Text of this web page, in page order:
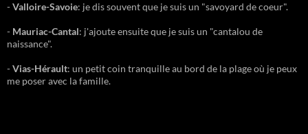
-Valloire-Savoie: je dis souvent que je suis un "savoyard de coeur".
- Mauriac-Cantal: j'ajoute ensuite que je suis un "cantalou de
naissance".
-Vias-Hérault: un petit coin tranquille au bord de la plage où je peux
me poser avec la famille.